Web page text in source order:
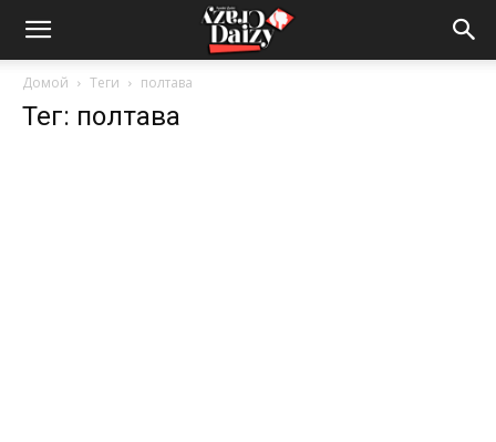
Crazy-
Daizy
Домой Теги полтава
Тег: полтава